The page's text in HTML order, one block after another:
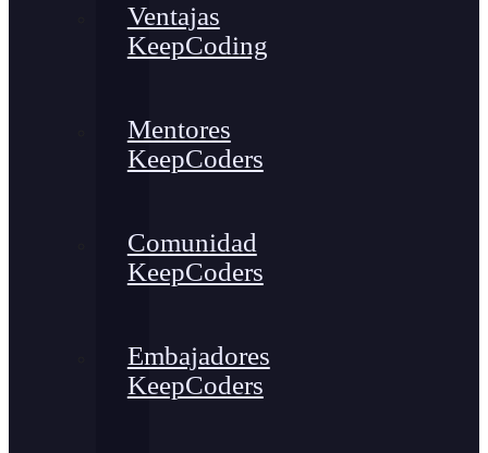
Ventajas
KeepCoding
Mentores
KeepCoders
Comunidad
KeepCoders
Embajadores
KeepCoders